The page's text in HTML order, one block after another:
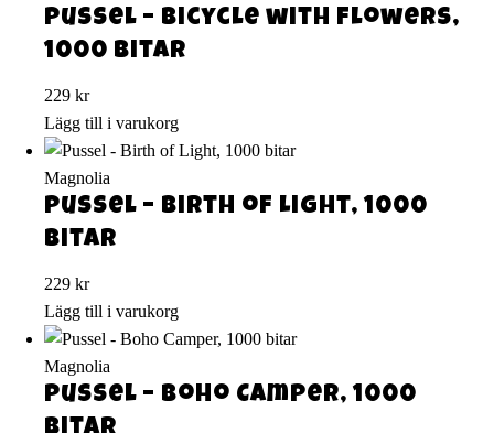
Pussel – Bicycle with Flowers,
1000 bitar
229 kr
Lägg till i varukorg
Magnolia
Pussel – Birth of Light, 1000
bitar
229 kr
Lägg till i varukorg
Magnolia
Pussel – Boho Camper, 1000